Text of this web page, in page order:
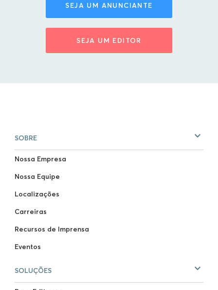
SEJA UM ANUNCIANTE
SEJA UM EDITOR
SOBRE
Nossa Empresa
Nossa Equipe
Localizações
Carreiras
Recursos de Imprensa
Eventos
SOLUÇÕES